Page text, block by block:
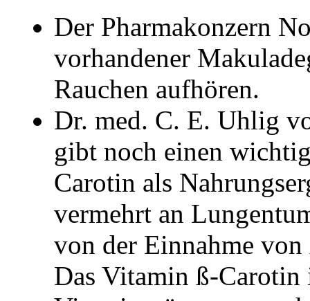
Der Pharmakonzern
vorhandener
Rauchen aufhören.
Dr. med. C. E. Uhlig
gibt noch einen
Carotin als
vermehrt an
von der Einnahme
Das Vitamin ß-